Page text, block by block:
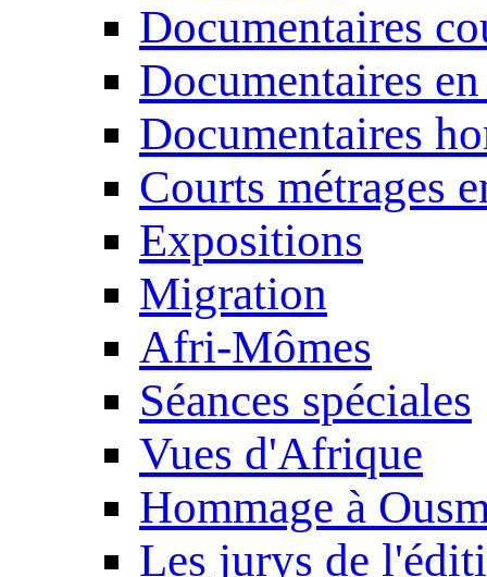
Documentaires
Documentaires
Documentaires
Courts métrages
Expositions
Migration
Afri-Mômes
Séances spéciales
Vues d'Afrique
Hommage à
Les jurys de